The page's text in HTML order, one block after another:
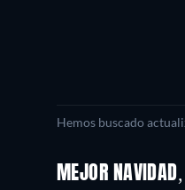
Hemos buscado
MEJOR